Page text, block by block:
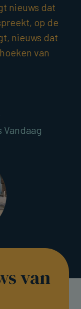
nieuws dat
op de
nieuws dat
van
Vandaag
van